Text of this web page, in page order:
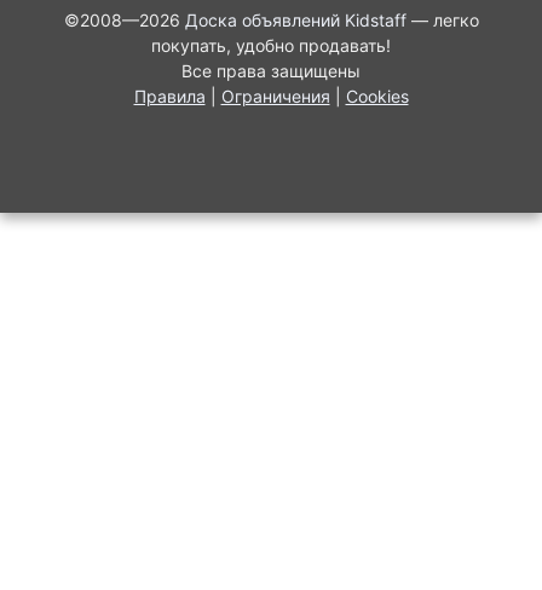
©2008—2026 Доска объявлений Kidstaff— легко
покупать, удобно продавать!
Все права защищены
Правила
Ограничения Cookies